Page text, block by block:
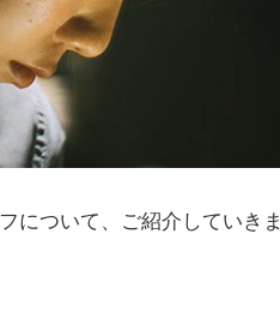
について、ご紹介していきま